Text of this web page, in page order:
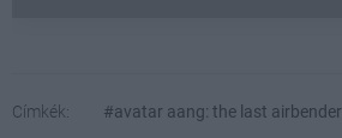
Címkék: #avatar aang: the last airbender